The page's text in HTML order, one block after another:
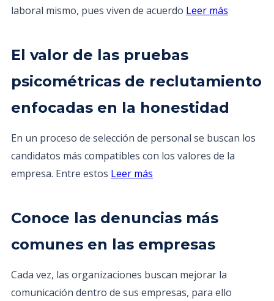
laboral mismo, pues viven de acuerdo Leer más
El valor de las pruebas
psicométricas de reclutamiento
enfocadas en la honestidad
En un proceso de selección de personal se buscan los
candidatos más compatibles con los valores de la
empresa. Entre estos Leer más
Conoce las denuncias más
comunes en las empresas
Cada vez, las organizaciones buscan mejorar la
comunicación dentro de sus empresas, para ello